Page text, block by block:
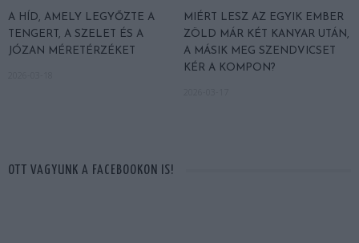
A HÍD, AMELY LEGYŐZTE A
TENGERT, A SZELET ÉS A
JÓZAN MÉRETÉRZÉKET
MIÉRT LESZ AZ EGYIK EMBER
ZÖLD MÁR KÉT KANYAR UTÁN,
A MÁSIK MEG SZENDVICSET
KÉR A KOMPON?
OTT VAGYUNK A FACEBOOKON IS!